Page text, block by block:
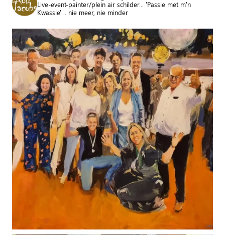
Live-event-painter/plein air schilder... 'Passie met m'n
Kwassie' .. nie meer, nie minder